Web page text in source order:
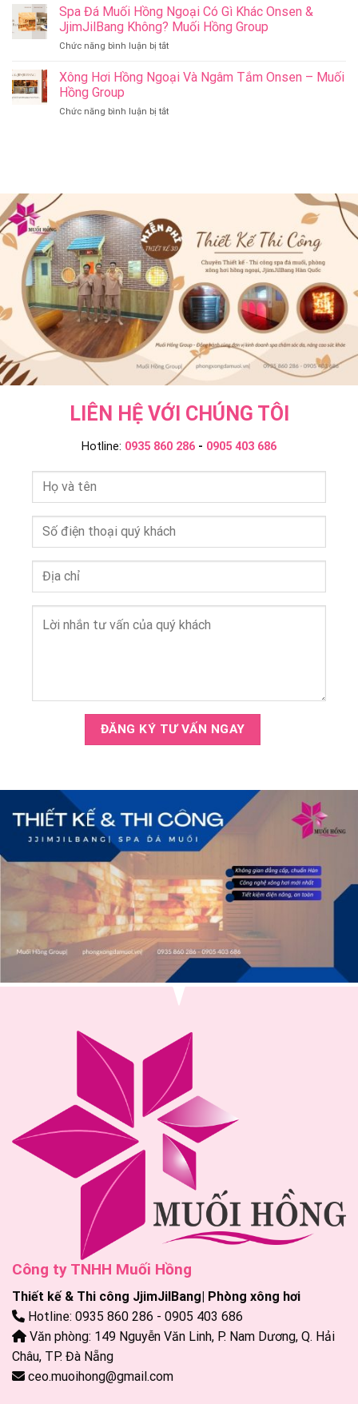
&
Jjim
Bang
Muối
Bang
Đà
Muối
Group
Nên
Thay
Đổi
Spa
Liệu
Onsen
Muối
Group
Spa Đá Muối Hồng Ngoại Có Gì Khác Onsen &
JjimJilBang Không? Muối Hồng Group
Chức năng bình luận bị tắtở
Đá
Muối
Ngoại
JjimJilBang
Muối
Hồng
Group
Xông Hơi Hồng Ngoại Và Ngâm Tắm Onsen – Muối
Hồng Group
Chức năng bình luận bị tắtở
Ngâm
Onsen
–
Muối
Hồng
Group
LIÊN HỆ VỚI CHÚNG TÔI
Hotline: 0935 860 286 - 0905 403 686
Công ty TNHH Muối Hồng
Thiết kế & Thi công JjimJilBang| Phòng xông hơi
Hotline: 0935 860 286 - 0905 403 686
Văn phòng: 149 Nguyễn Văn Linh, P. Nam Dương, Q. Hải
Châu, TP. Đà Nẵng
ceo.muoihong@gmail.com